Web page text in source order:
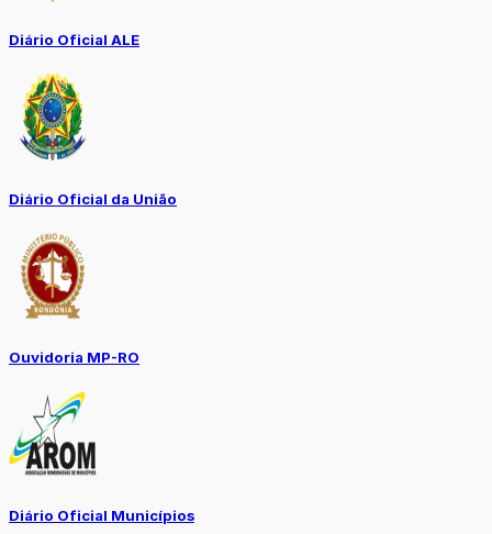
Diário Oficial ALE
Diário Oficial da União
Ouvidoria MP-RO
Diário Oficial Municípios